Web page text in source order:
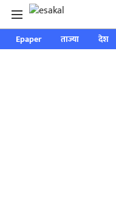
Epaper ताज्या देश